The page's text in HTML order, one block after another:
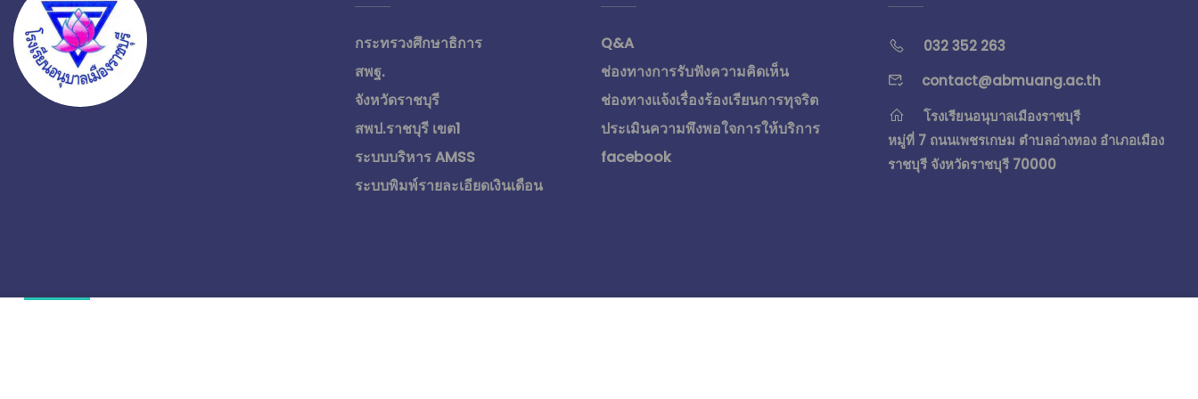
กระทรวงศึกษาธิการ
สพฐ.
จังหวัดราชบุรี
สพป.ราชบุรี เขต1
ระบบบริหาร AMSS
ระบบพิมพ์รายละเอียดเงินเดือน
Q&A
ช่องทางการรับฟังความคิดเห็น
ช่องทางแจ้งเรื่องร้องเรียนการทุจริต
ประเมินความพึงพอใจการให้บริการ
facebook
032 352 263
contact@abmuang.ac.th
โรงเรียนอนุบาลเมืองราชบุรี
หมู่ที่ 7 ถนนเพชรเกษม ตำบลอ่างทอง อำเภอเมือง
ราชบุรี จังหวัดราชบุรี 70000